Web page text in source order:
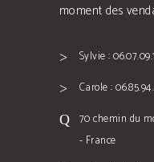
moment des
Sylvie :
Carole :
70 chemin du
- France